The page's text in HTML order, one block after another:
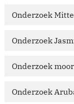
Onderzoek Mitte
Onderzoek
Onderzoek
Onderzoek